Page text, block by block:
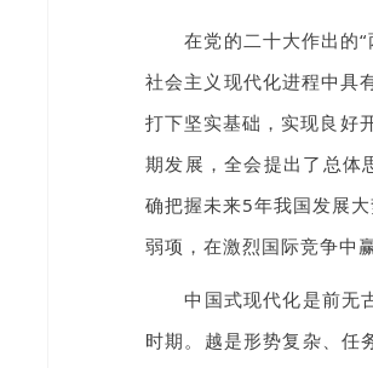
在党的二十大作出的“
社会主义现代化进程中具
打下坚实基础，实现良好
期发展，全会提出了总体
确把握未来5年我国发展
弱项，在激烈国际竞争中
中国式现代化是前无古
时期。越是形势复杂、任